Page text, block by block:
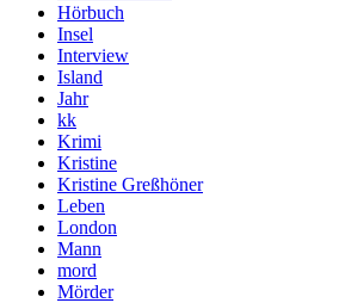
Hörbuch
Insel
Interview
Island
Jahr
kk
Krimi
Kristine
Kristine Greßhöner
Leben
London
Mann
mord
Mörder